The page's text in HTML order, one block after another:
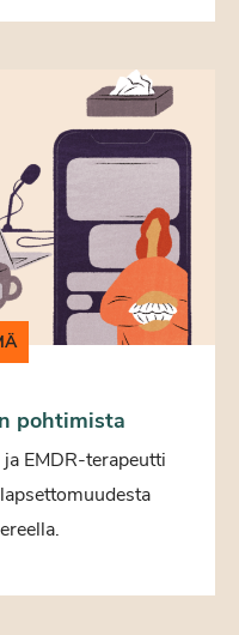
pohtimista
EMDR-terapeutti